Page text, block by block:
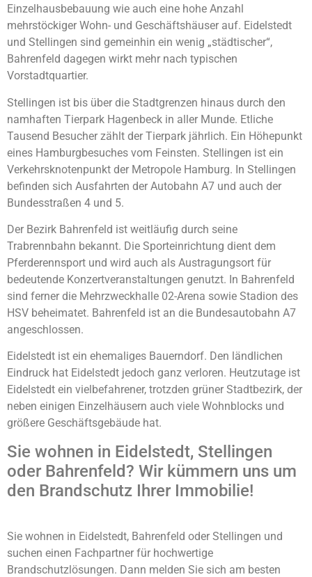
Einzelhausbebauung wie auch eine hohe Anzahl
mehrstöckiger Wohn- und Geschäftshäuser auf. Eidelstedt
und Stellingen sind gemeinhin ein wenig „städtischer“,
Bahrenfeld dagegen wirkt mehr nach typischen
Vorstadtquartier.
Stellingen ist bis über die Stadtgrenzen hinaus durch den
namhaften Tierpark Hagenbeck in aller Munde. Etliche
Tausend Besucher zählt der Tierpark jährlich. Ein Höhepunkt
eines Hamburgbesuches vom Feinsten. Stellingen ist ein
Verkehrsknotenpunkt der Metropole Hamburg. In Stellingen
befinden sich Ausfahrten der Autobahn A7 und auch der
Bundesstraßen 4 und 5.
Der Bezirk Bahrenfeld ist weitläufig durch seine
Trabrennbahn bekannt. Die Sporteinrichtung dient dem
Pferderennsport und wird auch als Austragungsort für
bedeutende Konzertveranstaltungen genutzt. In Bahrenfeld
sind ferner die Mehrzweckhalle 02-Arena sowie Stadion des
HSV beheimatet. Bahrenfeld ist an die Bundesautobahn A7
angeschlossen.
Eidelstedt ist ein ehemaliges Bauerndorf. Den ländlichen
Eindruck hat Eidelstedt jedoch ganz verloren. Heutzutage ist
Eidelstedt ein vielbefahrener, trotzden grüner Stadtbezirk, der
neben einigen Einzelhäusern auch viele Wohnblocks und
größere Geschäftsgebäude hat.
Sie wohnen in Eidelstedt, Stellingen
oder Bahrenfeld? Wir kümmern uns um
den Brandschutz Ihrer Immobilie!
Sie wohnen in Eidelstedt, Bahrenfeld oder Stellingen und
suchen einen Fachpartner für hochwertige
Brandschutzlösungen. Dann melden Sie sich am besten